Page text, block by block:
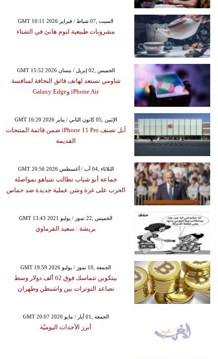
GMT 10:11 2026 السبت ,07 شباط / فبراير
مشروبات طبيعية لنوم هانئ في الشتاء
GMT 15:52 2026 الخميس ,02 إبريل / نيسان
شاومي تستعد لهاتف فائق النحافة لمنافسة
iPhone Air وGalaxy Edge
GMT 16:20 2026 الإثنين ,05 كانون الثاني / يناير
آبل تصنف iPhone 11 Pro ضمن قائمة المنتجات
القديمة
GMT 20:56 2026 الثلاثاء ,04 آب / أغسطس
جماعة أبو شباب تطالب نتنياهو بمواصلة
الحرب على غزة وشن عملية جديدة ضد حماس
GMT 13:43 2021 الخميس ,22 تموز / يوليو
بريشة : سعيد الفرماوي
GMT 19:59 2026 الجمعة ,10 تموز / يوليو
بيتكوين تتماسك فوق 62 ألف دولار وسط
تصاعد التوترات بين واشنطن وطهران
GMT 20:07 2020 الجمعة ,01 أيار / مايو
أبرز الأحداث اليوميّة